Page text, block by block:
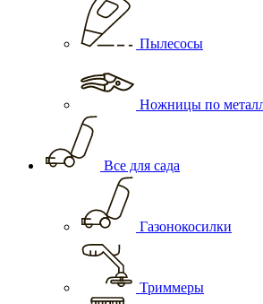
Пылесосы
Ножницы по
Все для сада
Газонокосилки
Триммеры